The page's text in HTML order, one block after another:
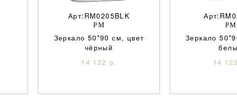
Арт:RM0205BLK
РМ
Зеркало 50*90 см, цвет
чёрный
14 122 р.
РМ
Зеркало
14